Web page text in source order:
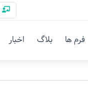
فرم ها بلاگ اخبار